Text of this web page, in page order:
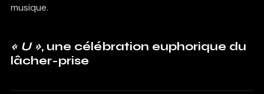
musique.
« U », une célébration euphorique du
lâcher-prise